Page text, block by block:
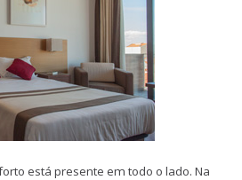
está presente em todo o lado. Na